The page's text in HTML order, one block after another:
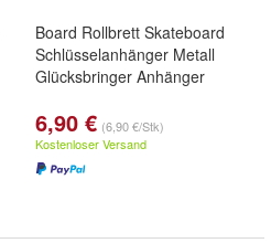
Board Rollbrett Skateboard
Schlüsselanhänger Metall
Glücksbringer Anhänger
6,90 € (6,90 €/Stk)
Kostenloser Versand